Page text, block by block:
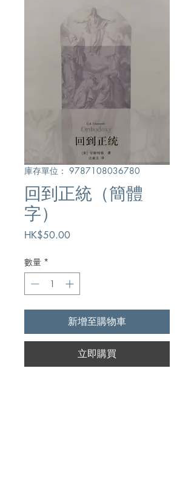
庫存單位： 9787108036780
回到正統（簡體
字）
HK$50.00價
數量 *
新增至購物車
立即購買